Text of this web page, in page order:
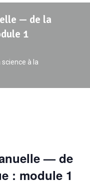
— de la
1
à la
— de
: module 1